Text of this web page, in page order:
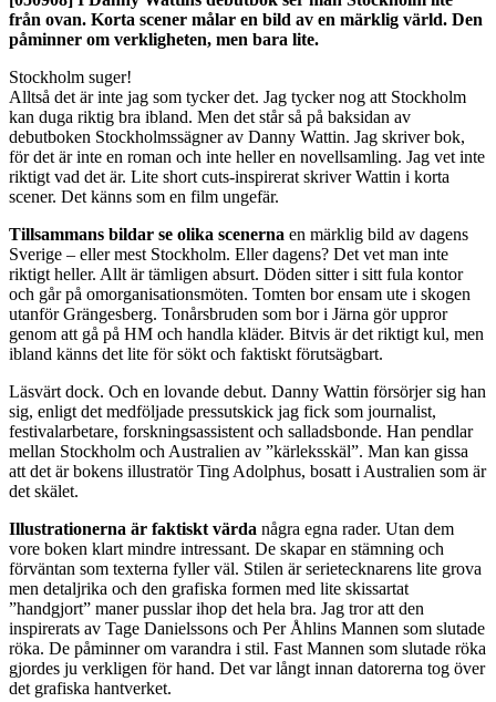
från ovan. Korta scener målar en bild av en märklig värld. Den
påminner om verkligheten, men bara lite.
Stockholm suger!
Alltså det är inte jag som tycker det. Jag tycker nog att Stockholm
kan duga riktig bra ibland. Men det står så på baksidan av
debutboken Stockholmssägner av Danny Wattin. Jag skriver bok,
för det är inte en roman och inte heller en novellsamling. Jag vet inte
riktigt vad det är. Lite short cuts-inspirerat skriver Wattin i korta
scener. Det känns som en film ungefär.
Tillsammans bildar se olika scenerna en märklig bild av dagens
Sverige – eller mest Stockholm. Eller dagens? Det vet man inte
riktigt heller. Allt är tämligen absurt. Döden sitter i sitt fula kontor
och går på omorganisationsmöten. Tomten bor ensam ute i skogen
utanför Grängesberg. Tonårsbruden som bor i Järna gör uppror
genom att gå på HM och handla kläder. Bitvis är det riktigt kul, men
ibland känns det lite för sökt och faktiskt förutsägbart.
Läsvärt dock. Och en lovande debut. Danny Wattin försörjer sig han
sig, enligt det medföljade pressutskick jag fick som journalist,
festivalarbetare, forskningsassistent och salladsbonde. Han pendlar
mellan Stockholm och Australien av ”kärleksskäl”. Man kan gissa
att det är bokens illustratör Ting Adolphus, bosatt i Australien som är
det skälet.
Illustrationerna är faktiskt värda några egna rader. Utan dem
vore boken klart mindre intressant. De skapar en stämning och
förväntan som texterna fyller väl. Stilen är serietecknarens lite grova
men detaljrika och den grafiska formen med lite skissartat
”handgjort” maner pusslar ihop det hela bra. Jag tror att den
inspirerats av Tage Danielssons och Per Åhlins Mannen som slutade
röka. De påminner om varandra i stil. Fast Mannen som slutade röka
gjordes ju verkligen för hand. Det var långt innan datorerna tog över
det grafiska hantverket.